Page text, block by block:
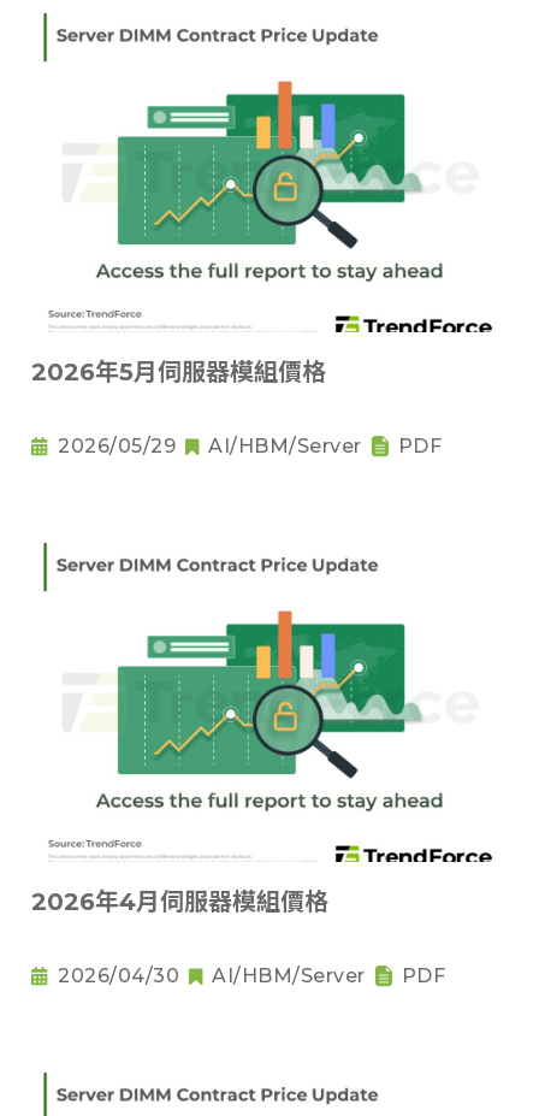
2026年5月伺服器模組價格
2026/05/29 AI/HBM/Server PDF
2026年4月伺服器模組價格
2026/04/30 AI/HBM/Server PDF